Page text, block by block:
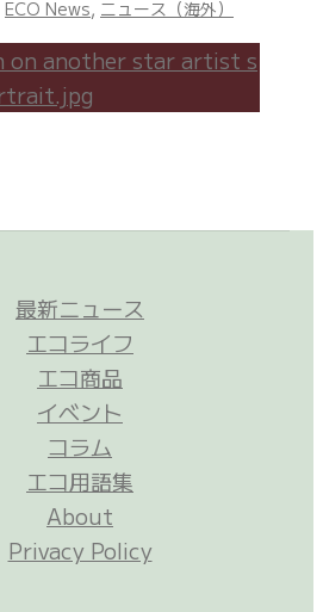
ECO News, ニュース（海外）
最新ニュース
エコライフ
エコ商品
イベント
コラム
エコ用語集
About
Privacy Policy